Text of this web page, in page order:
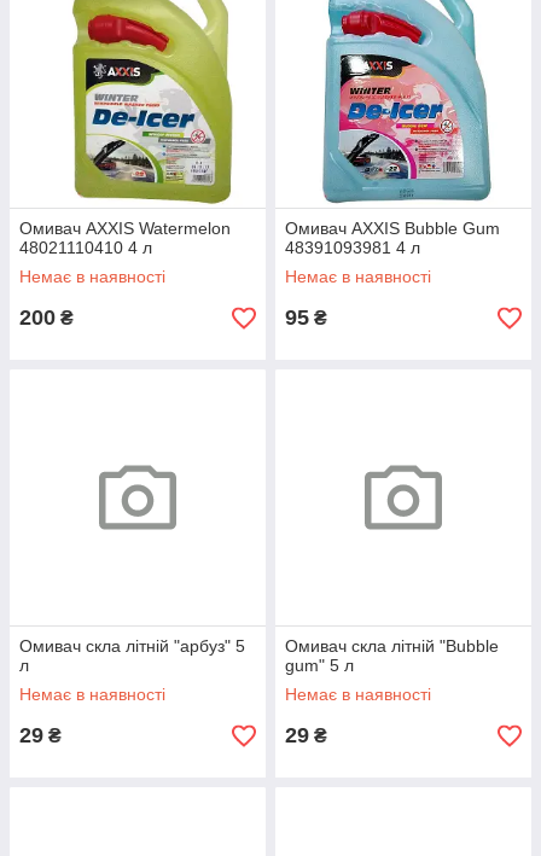
Омивач AXXIS Watermelon
48021110410 4 л
Немає в наявності
200 ₴
Омивач AXXIS Bubble Gum
48391093981 4 л
Немає в наявності
95 ₴
Омивач скла літній "арбуз" 5
л
Немає в наявності
29 ₴
Омивач скла літній "Bubble
gum" 5 л
Немає в наявності
29 ₴